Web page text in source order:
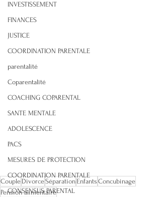
INVESTISSEMENT
FINANCES
JUSTICE
COORDINATION PARENTALE
parentalité
Coparentalité
COACHING COPARENTAL
SANTE MENTALE
ADOLESCENCE
PACS
MESURES DE PROTECTION
COORDINATION PARENTALE
CONSENSUS PARENTAL
Couple DivorceSéparation Enfants Concubinage
Pension alimentaire